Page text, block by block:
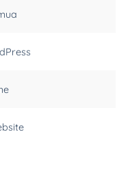
và plugin để tối ưu